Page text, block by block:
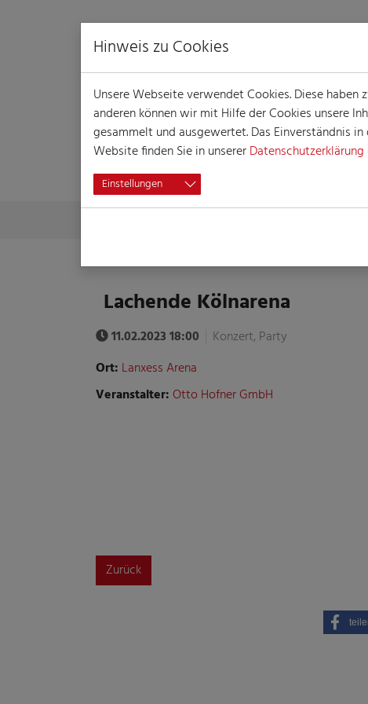
VERANSTALTUNG
Skip to main contentYou are here:
Lachende Kölnarena
11.02.2023 18:00
Konzert, Party
Ort: Lanxess Arena
Veranstalter: Otto Hofner GmbH
Zurück
Hinweis zu Cookies
Unsere Webseite verwendet Cookies. Diese
anderen können wir mit Hilfe der Cookies unsere
gesammelt und ausgewertet. Das Einverständnis
Website finden Sie in unsererDatenschutzerklärung
Einstellungen